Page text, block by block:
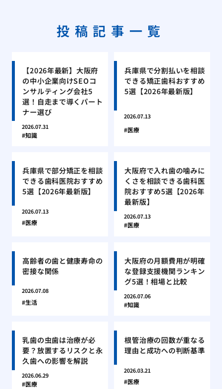
投稿記事一覧
【2026年最新】大阪府
の中小企業向けSEOコ
ンサルティング会社5
選！自走まで導くパート
ナー選び
2026.07.31
知識
兵庫県で分割払いを相談
できる矯正歯科おすすめ
5選【2026年最新版】
2026.07.13
医療
兵庫県で部分矯正を相談
できる歯科医院おすすめ
5選【2026年最新版】
2026.07.13
医療
大阪府で入れ歯の噛みに
くさを相談できる歯科医
院おすすめ5選【2026年
最新版】
2026.07.13
医療
高齢者の歯と健康寿命の
密接な関係
2026.07.08
生活
大阪府の月額費用が明確
な登録支援機関ランキン
グ5選！相場と比較
2026.07.06
知識
乳歯の虫歯は治療が必
要？放置するリスクと永
久歯への影響を解説
2026.06.29
医療
根管治療の回数が重なる
理由と成功への判断基準
2026.03.21
医療